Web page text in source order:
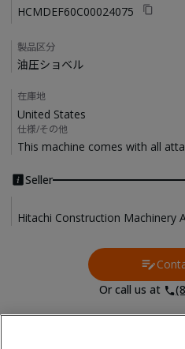
HCMDEF60C00024075
製品区分
油圧ショベル
在庫地
United States
仕様/その他
This machine comes with all
Seller
Hitachi Construction Machinery
Or call us at